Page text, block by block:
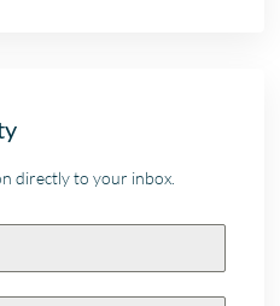
directly to your inbox.